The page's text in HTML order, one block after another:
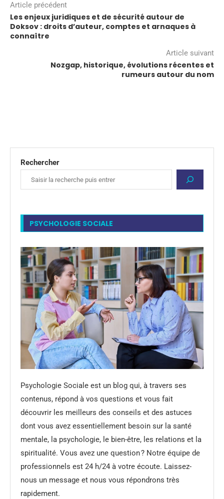
Article précédent
Les enjeux juridiques et de sécurité autour de
Doksov : droits d’auteur, comptes et arnaques à
connaître
Article suivant
Nozgap, historique, évolutions récentes et
rumeurs autour du nom
Rechercher
PSYCHOLOGIE SOCIALE
Psychologie Sociale est un blog qui, à travers ses
contenus, répond à vos questions et vous fait
découvrir les meilleurs des conseils et des astuces
dont vous avez essentiellement besoin sur la santé
mentale, la psychologie, le bien-être, les relations et la
spiritualité. Vous avez une question ? Notre équipe de
professionnels est 24 h/24 à votre écoute. Laissez-
nous un message et nous vous répondrons très
rapidement.